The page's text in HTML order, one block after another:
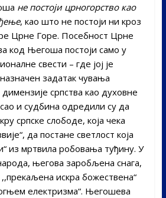
не постоји црногорство као
, као што не постоји ни кроз
Црне Горе. Посебност Црне
код Његоша постоји само у
свести – где јој је
задатак чувања
српства као духовне
и судбина одредили су да
српске слободе, која чека
да постане светлост која
из мртвила робовања туђину. У
његова заробљена снага,
искра божествена“
електризма“. Његошева